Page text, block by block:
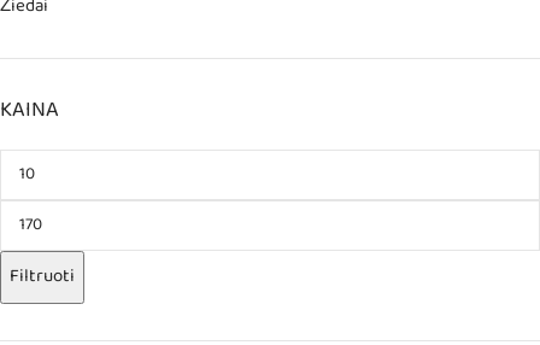
Žiedai
KAINA
Filtruoti